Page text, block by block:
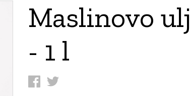
Maslinovo
- 1 l